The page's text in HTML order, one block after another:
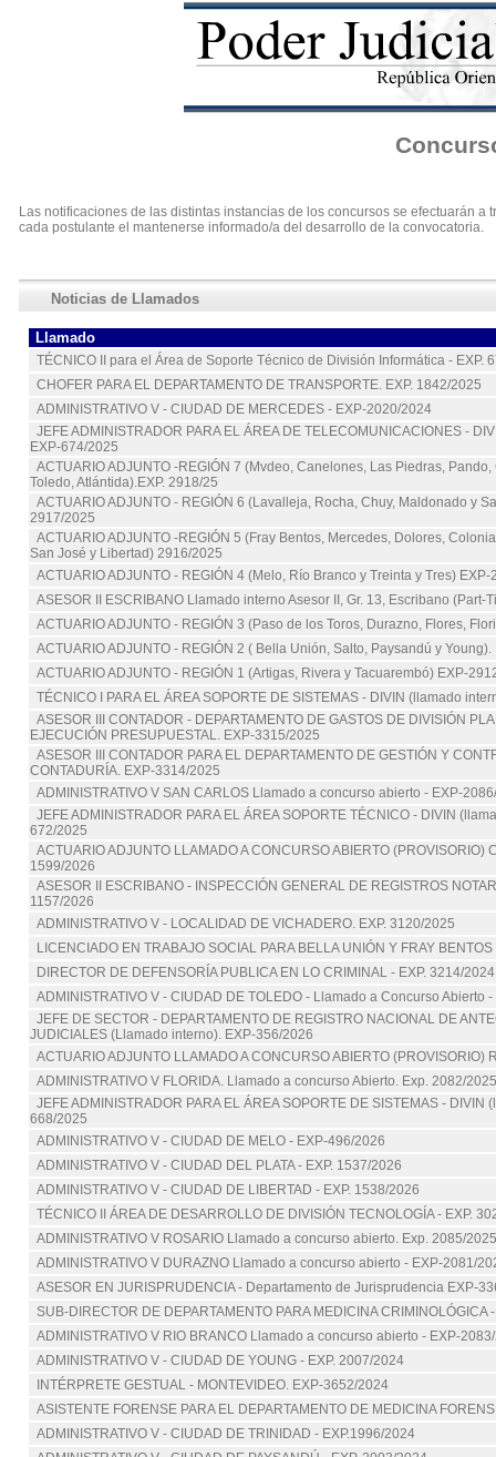
Las notificaciones de las distintas instancias de los concursos se efectuarán
cada postulante el mantenerse informado/a del desarrollo de la convocatoria.
Noticias de Llamados
Llamado
TÉCNICO II para el Área de Soporte Técnico de División Informática - EXP.
CHOFER PARA EL DEPARTAMENTO DE TRANSPORTE. EXP. 1842/2025
ADMINISTRATIVO V - CIUDAD DE MERCEDES - EXP-2020/2024
JEFE ADMINISTRADOR PARA EL ÁREA DE TELECOMUNICACIONES -
EXP-674/2025
ACTUARIO ADJUNTO -REGIÓN 7 (Mvdeo, Canelones, Las Piedras,
Toledo, Atlántida).EXP. 2918/25
ACTUARIO ADJUNTO - REGIÓN 6 (Lavalleja, Rocha, Chuy, Maldonado y
2917/2025
ACTUARIO ADJUNTO -REGIÓN 5 (Fray Bentos, Mercedes, Dolores,
San José y Libertad) 2916/2025
ACTUARIO ADJUNTO - REGIÓN 4 (Melo, Río Branco y Treinta y Tres)
ASESOR II ESCRIBANO Llamado interno Asesor II, Gr. 13, Escribano (Part-
ACTUARIO ADJUNTO - REGIÓN 3 (Paso de los Toros, Durazno, Flores,
ACTUARIO ADJUNTO - REGIÓN 2 ( Bella Unión, Salto, Paysandú y
ACTUARIO ADJUNTO - REGIÓN 1 (Artigas, Rivera y Tacuarembó) EXP-
TÉCNICO I PARA EL ÁREA SOPORTE DE SISTEMAS - DIVIN (llamado
ASESOR III CONTADOR - DEPARTAMENTO DE GASTOS DE DIVISIÓN
EJECUCIÓN PRESUPUESTAL. EXP-3315/2025
ASESOR III CONTADOR PARA EL DEPARTAMENTO DE GESTIÓN Y
CONTADURÍA. EXP-3314/2025
ADMINISTRATIVO V SAN CARLOS Llamado a concurso abierto - EXP-
JEFE ADMINISTRADOR PARA EL ÁREA SOPORTE TÉCNICO - DIVIN
672/2025
ACTUARIO ADJUNTO LLAMADO A CONCURSO ABIERTO (PROVISORIO)
1599/2026
ASESOR II ESCRIBANO - INSPECCIÓN GENERAL DE REGISTROS
1157/2026
ADMINISTRATIVO V - LOCALIDAD DE VICHADERO. EXP. 3120/2025
LICENCIADO EN TRABAJO SOCIAL PARA BELLA UNIÓN Y FRAY
DIRECTOR DE DEFENSORÍA PUBLICA EN LO CRIMINAL - EXP. 3214/2024
ADMINISTRATIVO V - CIUDAD DE TOLEDO - Llamado a Concurso Abierto
JEFE DE SECTOR - DEPARTAMENTO DE REGISTRO NACIONAL DE
JUDICIALES (Llamado interno). EXP-356/2026
ACTUARIO ADJUNTO LLAMADO A CONCURSO ABIERTO (PROVISORIO)
ADMINISTRATIVO V FLORIDA. Llamado a concurso Abierto. Exp. 2082/
JEFE ADMINISTRADOR PARA EL ÁREA SOPORTE DE SISTEMAS - DIVIN
668/2025
ADMINISTRATIVO V - CIUDAD DE MELO - EXP-496/2026
ADMINISTRATIVO V - CIUDAD DEL PLATA - EXP. 1537/2026
ADMINISTRATIVO V - CIUDAD DE LIBERTAD - EXP. 1538/2026
TÉCNICO II ÁREA DE DESARROLLO DE DIVISIÓN TECNOLOGÍA - EXP.
ADMINISTRATIVO V ROSARIO Llamado a concurso abierto. Exp. 2085/
ADMINISTRATIVO V DURAZNO Llamado a concurso abierto - EXP-2081/
ASESOR EN JURISPRUDENCIA - Departamento de Jurisprudencia EXP-
SUB-DIRECTOR DE DEPARTAMENTO PARA MEDICINA CRIMINOLÓGICA
ADMINISTRATIVO V RIO BRANCO Llamado a concurso abierto - EXP-
ADMINISTRATIVO V - CIUDAD DE YOUNG - EXP. 2007/2024
INTÉRPRETE GESTUAL - MONTEVIDEO. EXP-3652/2024
ASISTENTE FORENSE PARA EL DEPARTAMENTO DE MEDICINA
ADMINISTRATIVO V - CIUDAD DE TRINIDAD - EXP.1996/2024